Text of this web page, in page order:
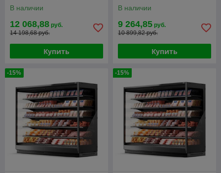
В наличии
12 068,88 руб.
14 198,68 руб.
Купить
В наличии
9 264,85 руб.
10 899,82 руб.
Купить
-15% -15%